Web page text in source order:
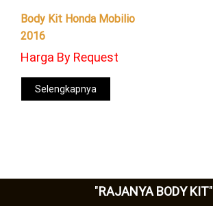
Body Kit Honda Mobilio
2016
Harga By Request
Selengkapnya
"RAJANYA BODY KIT"